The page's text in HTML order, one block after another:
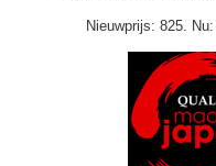
Nieuwprijs: 825. Nu: